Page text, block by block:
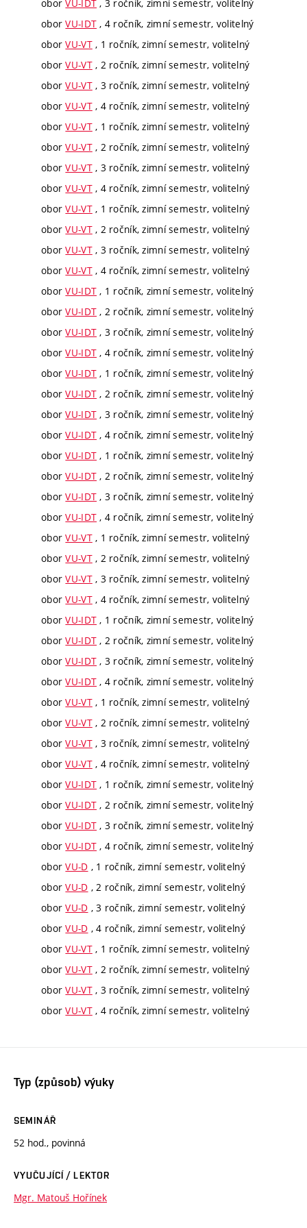
oborVU-IDT , 3 ročník, zimní semestr, volitelný
oborVU-IDT , 4 ročník, zimní semestr, volitelný
oborVU-VT, 1 ročník, zimní semestr, volitelný
oborVU-VT, 2 ročník, zimní semestr, volitelný
oborVU-VT, 3 ročník, zimní semestr, volitelný
oborVU-VT, 4 ročník, zimní semestr, volitelný
oborVU-VT, 1 ročník, zimní semestr, volitelný
oborVU-VT, 2 ročník, zimní semestr, volitelný
oborVU-VT, 3 ročník, zimní semestr, volitelný
oborVU-VT, 4 ročník, zimní semestr, volitelný
oborVU-VT, 1 ročník, zimní semestr, volitelný
oborVU-VT, 2 ročník, zimní semestr, volitelný
oborVU-VT, 3 ročník, zimní semestr, volitelný
oborVU-VT, 4 ročník, zimní semestr, volitelný
oborVU-IDT , 1 ročník, zimní semestr, volitelný
oborVU-IDT , 2 ročník, zimní semestr, volitelný
oborVU-IDT , 3 ročník, zimní semestr, volitelný
oborVU-IDT , 4 ročník, zimní semestr, volitelný
oborVU-IDT , 1 ročník, zimní semestr, volitelný
oborVU-IDT , 2 ročník, zimní semestr, volitelný
oborVU-IDT , 3 ročník, zimní semestr, volitelný
oborVU-IDT , 4 ročník, zimní semestr, volitelný
oborVU-IDT , 1 ročník, zimní semestr, volitelný
oborVU-IDT , 2 ročník, zimní semestr, volitelný
oborVU-IDT , 3 ročník, zimní semestr, volitelný
oborVU-IDT , 4 ročník, zimní semestr, volitelný
oborVU-VT, 1 ročník, zimní semestr, volitelný
oborVU-VT, 2 ročník, zimní semestr, volitelný
oborVU-VT, 3 ročník, zimní semestr, volitelný
oborVU-VT, 4 ročník, zimní semestr, volitelný
oborVU-IDT , 1 ročník, zimní semestr, volitelný
oborVU-IDT , 2 ročník, zimní semestr, volitelný
oborVU-IDT , 3 ročník, zimní semestr, volitelný
oborVU-IDT , 4 ročník, zimní semestr, volitelný
oborVU-VT, 1 ročník, zimní semestr, volitelný
oborVU-VT, 2 ročník, zimní semestr, volitelný
oborVU-VT, 3 ročník, zimní semestr, volitelný
oborVU-VT, 4 ročník, zimní semestr, volitelný
oborVU-IDT , 1 ročník, zimní semestr, volitelný
oborVU-IDT , 2 ročník, zimní semestr, volitelný
oborVU-IDT , 3 ročník, zimní semestr, volitelný
oborVU-IDT , 4 ročník, zimní semestr, volitelný
oborVU-D , 1 ročník, zimní semestr, volitelný
oborVU-D , 2 ročník, zimní semestr, volitelný
oborVU-D , 3 ročník, zimní semestr, volitelný
oborVU-D , 4 ročník, zimní semestr, volitelný
oborVU-VT, 1 ročník, zimní semestr, volitelný
oborVU-VT, 2 ročník, zimní semestr, volitelný
oborVU-VT, 3 ročník, zimní semestr, volitelný
oborVU-VT, 4 ročník, zimní semestr, volitelný
Typ (způsob) výuky
SEMINÁŘ
52 hod., povinná
VYUČUJÍCÍ / LEKTOR
Mgr. Matouš Hořínek